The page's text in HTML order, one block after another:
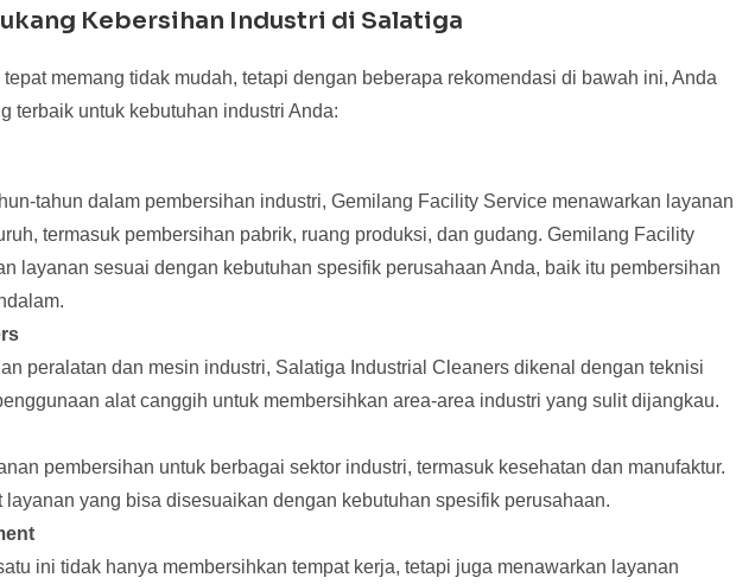
Kebersihan Industri di Salatiga
memang tidak mudah, tetapi dengan beberapa rekomendasi di bawah ini, Anda
terbaik untuk kebutuhan industri Anda:
tahun dalam pembersihan industri, Gemilang Facility Service menawarkan layanan
termasuk pembersihan pabrik, ruang produksi, dan gudang. Gemilang Facility
layanan sesuai dengan kebutuhan spesifik perusahaan Anda, baik itu pembersihan
peralatan dan mesin industri, Salatiga Industrial Cleaners dikenal dengan teknisi
alat canggih untuk membersihkan area-area industri yang sulit dijangkau.
pembersihan untuk berbagai sektor industri, termasuk kesehatan dan manufaktur.
layanan yang bisa disesuaikan dengan kebutuhan spesifik perusahaan.
ini tidak hanya membersihkan tempat kerja, tetapi juga menawarkan layanan